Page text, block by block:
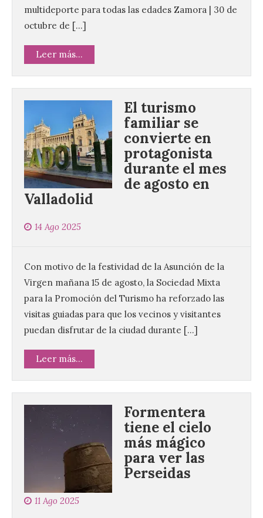
multideporte para todas las edades Zamora | 30 de
octubre de […]
Leer más...
El turismo
familiar se
convierte en
protagonista
durante el mes
de agosto en
Valladolid
14 Ago 2025
Con motivo de la festividad de la Asunción de la
Virgen mañana 15 de agosto, la Sociedad Mixta
para la Promoción del Turismo ha reforzado las
visitas guiadas para que los vecinos y visitantes
puedan disfrutar de la ciudad durante […]
Leer más...
Formentera
tiene el cielo
más mágico
para ver las
Perseidas
11 Ago 2025